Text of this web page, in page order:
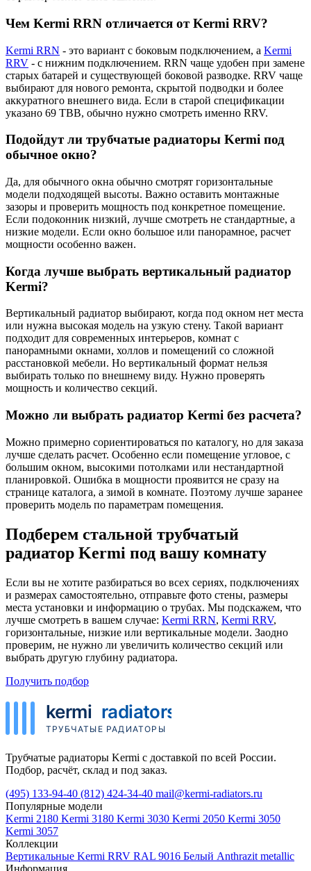
Чем Kermi RRN отличается от Kermi RRV?
Kermi RRN - это вариант с боковым подключением, а Kermi
RRV - с нижним подключением. RRN чаще удобен при замене
старых батарей и существующей боковой разводке. RRV чаще
выбирают для нового ремонта, скрытой подводки и более
аккуратного внешнего вида. Если в старой спецификации
указано 69 ТВВ, обычно нужно смотреть именно RRV.
Подойдут ли трубчатые радиаторы Kermi под
обычное окно?
Да, для обычного окна обычно смотрят горизонтальные
модели подходящей высоты. Важно оставить монтажные
зазоры и проверить мощность под конкретное помещение.
Если подоконник низкий, лучше смотреть не стандартные, а
низкие модели. Если окно большое или панорамное, расчет
мощности особенно важен.
Когда лучше выбрать вертикальный радиатор
Kermi?
Вертикальный радиатор выбирают, когда под окном нет места
или нужна высокая модель на узкую стену. Такой вариант
подходит для современных интерьеров, комнат с
панорамными окнами, холлов и помещений со сложной
расстановкой мебели. Но вертикальный формат нельзя
выбирать только по внешнему виду. Нужно проверять
мощность и количество секций.
Можно ли выбрать радиатор Kermi без расчета?
Можно примерно сориентироваться по каталогу, но для заказа
лучше сделать расчет. Особенно если помещение угловое, с
большим окном, высокими потолками или нестандартной
планировкой. Ошибка в мощности проявится не сразу на
странице каталога, а зимой в комнате. Поэтому лучше заранее
проверить модель по параметрам помещения.
Подберем стальной трубчатый
радиатор Kermi под вашу комнату
Если вы не хотите разбираться во всех сериях, подключениях
и размерах самостоятельно, отправьте фото стены, размеры
места установки и информацию о трубах. Мы подскажем, что
лучше смотреть в вашем случае: Kermi RRN, Kermi RRV,
горизонтальные, низкие или вертикальные модели. Заодно
проверим, не нужно ли увеличить количество секций или
выбрать другую глубину радиатора.
Получить подбор
Трубчатые радиаторы Kermi с доставкой по всей России.
Подбор, расчёт, склад и под заказ.
(495) 133-94-40 (812) 424-34-40 mail@kermi-radiators.ru
Популярные модели
Kermi 2180 Kermi 3180 Kermi 3030 Kermi 2050 Kermi 3050
Kermi 3057
Коллекции
Вертикальные Kermi RRV RAL 9016 Белый Anthrazit metallic
Информация